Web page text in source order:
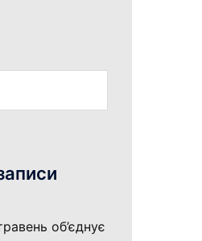
об’єднує